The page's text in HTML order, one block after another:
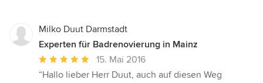
Milko Duut Darmstadt
Experten für Badrenovierung in Mainz
Durchschnittliche
Bewertung:
15. Mai 2016
“Hallo lieber Herr Duut, auch auf diesen Weg